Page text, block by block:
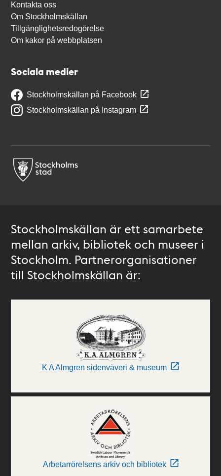
Kontakta oss
Om Stockholmskällan
Tillgänglighetsredogörelse
Om kakor på webbplatsen
Sociala medier
Stockholmskällan på Facebook
Stockholmskällan på Instagram
Stockholmskällan är ett samarbete
mellan arkiv, bibliotek och museer i
Stockholm. Partnerorganisationer
till Stockholmskällan är:
K A Almgren sidenväveri & museum
Arbetarrörelsens arkiv och bibliotek